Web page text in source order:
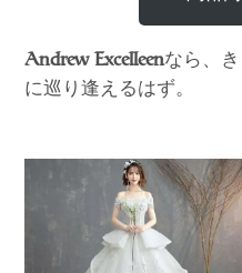
Andrew Excelleenなら、
に巡り逢えるはず。